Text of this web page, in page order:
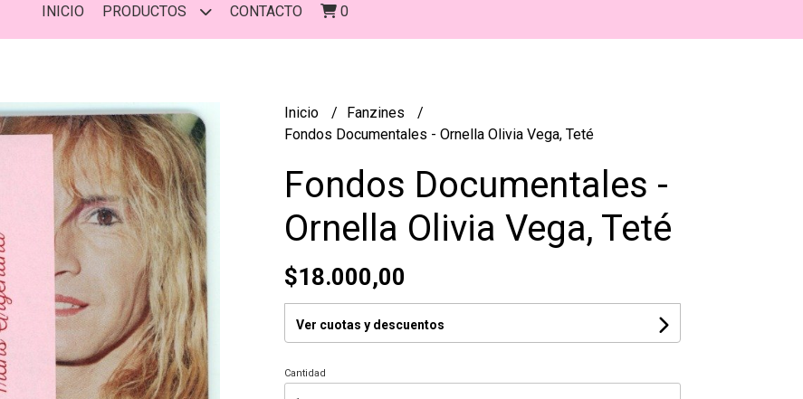
INICIO PRODUCTOS CONTACTO 0
Inicio
Fanzines
Fondos Documentales - Ornella Olivia Vega, Teté
Fondos Documentales -
Ornella Olivia Vega, Teté
$18.000,00
Ver cuotas y descuentos
Cantidad